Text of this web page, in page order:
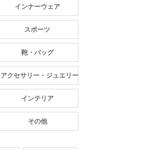
インナーウェア
スポーツ
鞄・バッグ
アクセサリー・ジュエリー
インテリア
その他